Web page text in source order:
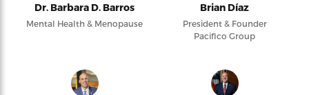
Dr. Barbara D. Barros
Mental Health & Menopause
Brian Díaz
President & Founder
Pacifico Group